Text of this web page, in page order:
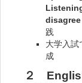
Listening
disagree
践
大学入試
成
２